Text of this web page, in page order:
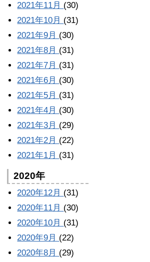
2021年11月 (30)
2021年10月 (31)
2021年9月 (30)
2021年8月 (31)
2021年7月 (31)
2021年6月 (30)
2021年5月 (31)
2021年4月 (30)
2021年3月 (29)
2021年2月 (22)
2021年1月 (31)
2020年
2020年12月 (31)
2020年11月 (30)
2020年10月 (31)
2020年9月 (22)
2020年8月 (29)